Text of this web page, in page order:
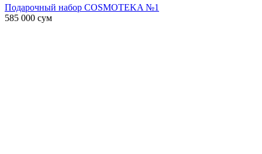
Подарочный набор COSMOTEKA №1
585 000 сум